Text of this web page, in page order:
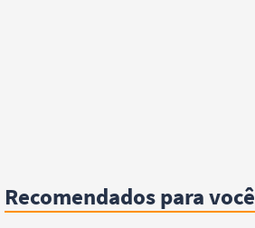
Recomendados para você